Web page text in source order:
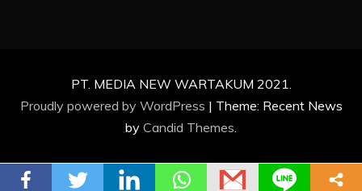
PT. MEDIA NEW WARTAKUM 2021.
Proudly powered by WordPress | Theme: Recent News
by Candid Themes.